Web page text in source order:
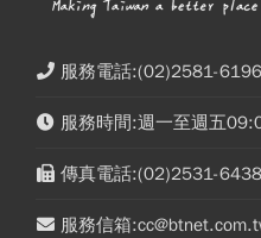
服務電話:(02)2581-
服務時間:週一至週五
傳真電話:(02)2531-6438
服務信箱